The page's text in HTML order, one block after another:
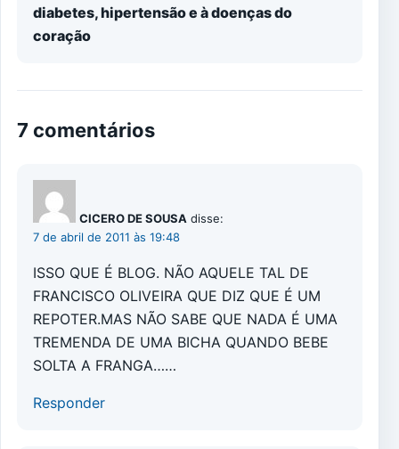
diabetes, hipertensão e à doenças do
coração
7 comentários
CICERO DE SOUSA disse:
7 de abril de 2011 às 19:48
ISSO QUE É BLOG. NÃO AQUELE TAL DE
FRANCISCO OLIVEIRA QUE DIZ QUE É UM
REPOTER.MAS NÃO SABE QUE NADA É UMA
TREMENDA DE UMA BICHA QUANDO BEBE
SOLTA A FRANGA……
Responder